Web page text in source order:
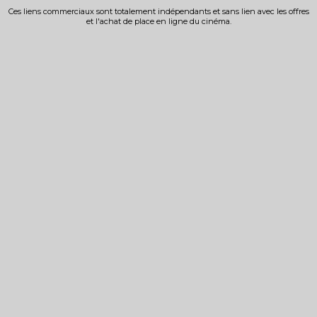
Ces liens commerciaux sont totalement indépendants et sans lien avec les offres
et l'achat de place en ligne du cinéma.